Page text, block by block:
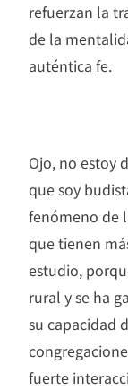
refuerzan la
de la
auténtica fe.
Ojo, no estoy
que soy
fenómeno de
que tienen
estudio,
rural y se ha
su capacidad
fuerte